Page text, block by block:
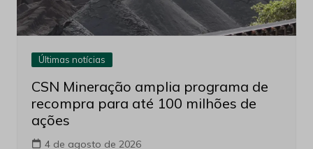
Últimas notícias
CSN Mineração amplia programa de
recompra para até 100 milhões de
ações
4 de agosto de 2026